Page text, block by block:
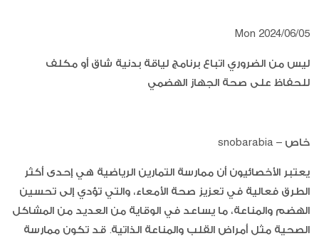
Mon 2024/06/05
ليس من الضروري اتباع برنامج لياقة بدنية شاق أو مكلف
للحفاظ على صحة الجهاز الهضمي
خاص – snobarabia
يعتبر الأخصائيون أن ممارسة التمارين الرياضية هي إحدى أكثر
الطرق فعالية في تعزيز صحة الأمعاء، والتي تؤدي إلى تحسين
الهضم والمناعة، ما يساعد في الوقاية من العديد من المشاكل
الصحية مثل أمراض القلب والمناعة الذاتية. قد تكون ممارسة